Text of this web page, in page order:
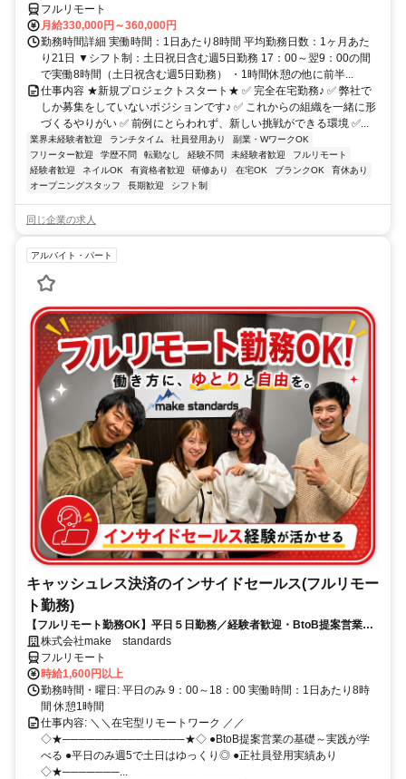
フルリモート
月給330,000円～360,000円
勤務時間詳細 実働時間：1日あたり8時間 平均勤務日数：1ヶ月あた
り21日 ▼シフト制：土日祝日含む週5日勤務 17：00～翌9：00の間
で実働8時間（土日祝含む週5日勤務） ・1時間休憩の他に前半...
仕事内容 ★新規プロジェクトスタート★ ✅ 完全在宅勤務♪ ✅ 弊社で
しか募集をしていないポジションです♪ ✅ これからの組織を一緒に形
づくるやりがい ✅ 前例にとらわれず、新しい挑戦ができる環境 ✅...
業界未経験者歓迎 ランチタイム 社員登用あり
副業・WワークOK
フリーター歓迎
学歴不問 転勤なし 経験不問 未経験者歓迎
フルリモート
経験者歓迎
ネイルOK 有資格者歓迎 研修あり 在宅OK ブランクOK
育休あり
オープニングスタッフ
長期歓迎 シフト制
同じ企業の求人
アルバイト・パート
キャッシュレス決済のインサイドセールス(フルリモー
ト勤務)
【フルリモート勤務OK】平日５日勤務／経験者歓迎・BtoB提案営業で
スキルアップ
株式会社make standards
フルリモート
時給1,600円以上
勤務時間・曜日: 平日のみ 9：00～18：00 実働時間：1日あたり8時
間 休憩1時間
仕事内容: ＼＼在宅型リモートワーク ／／
◇★───────────────★◇ ●BtoB提案営業の基礎～実践が学
べる ●平日のみ週5で土日はゆっくり◎ ●正社員登用実績あり
◇★───────...